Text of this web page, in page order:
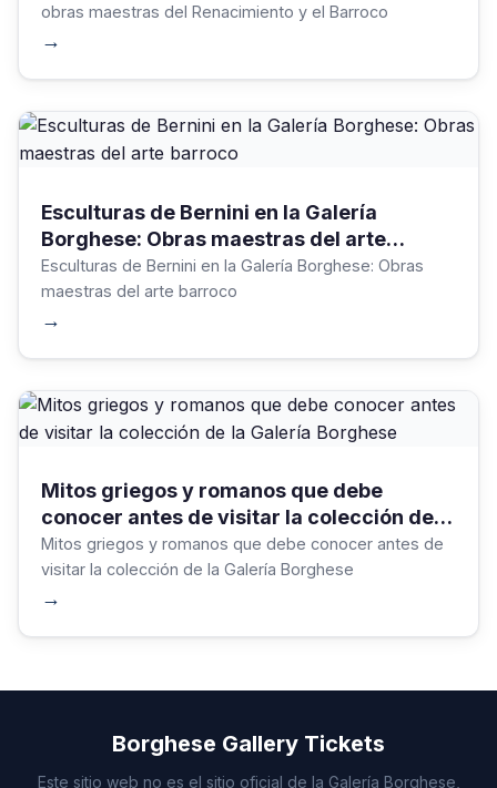
obras maestras del Renacimiento y el Barroco
→
Esculturas de Bernini en la Galería
Borghese: Obras maestras del arte
barroco
Esculturas de Bernini en la Galería Borghese: Obras
maestras del arte barroco
→
Mitos griegos y romanos que debe
conocer antes de visitar la colección de la
Galería Borghese
Mitos griegos y romanos que debe conocer antes de
visitar la colección de la Galería Borghese
→
Borghese Gallery Tickets
Este sitio web no es el sitio oficial de la Galería Borghese,